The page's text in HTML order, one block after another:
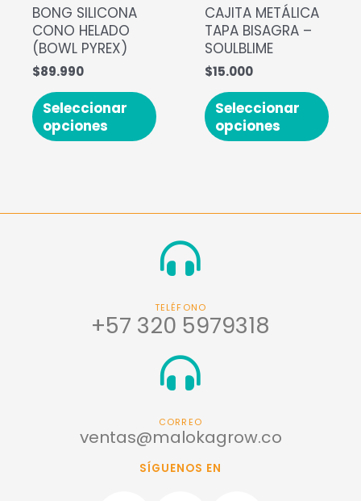
BONG SILICONA
CONO HELADO
(BOWL PYREX)
$89.990
Seleccionar
opciones
CAJITA METÁLICA
TAPA BISAGRA –
SOULBLIME
$15.000
Seleccionar
opciones
TELÉFONO
+57 320 5979318
CORREO
ventas@malokagrow.co
SÍGUENOS EN